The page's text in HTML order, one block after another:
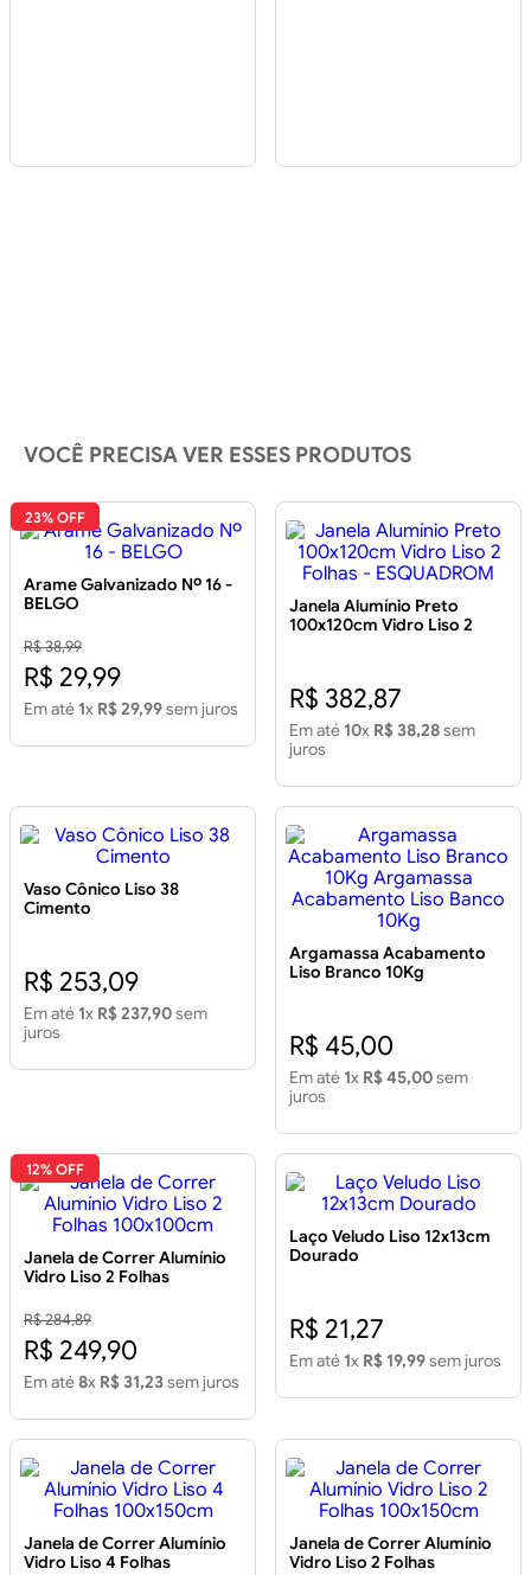
VOCÊ PRECISA VER ESSES PRODUTOS
23% OFF
Arame Galvanizado Nº 16 -
BELGO
R$ 38,99
R$ 29,99
Em até 1x R$ 29,99sem juros
Janela Alumínio Preto
100x120cm Vidro Liso 2
R$ 382,87
Em até 10x R$ 38,28sem
juros
Vaso Cônico Liso 38
Cimento
R$ 253,09
Em até 1x R$ 237,90sem
juros
Argamassa Acabamento
Liso Branco 10Kg
R$ 45,00
Em até 1x R$ 45,00sem
juros
12% OFF
Janela de Correr Alumínio
Vidro Liso 2 Folhas
R$ 284,89
R$ 249,90
Em até8x R$ 31,23sem juros
Laço Veludo Liso 12x13cm
Dourado
R$ 21,27
Em até 1x R$ 19,99sem juros
Janela de Correr Alumínio
Vidro Liso 4 Folhas
Janela de Correr Alumínio
Vidro Liso 2 Folhas